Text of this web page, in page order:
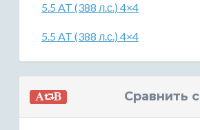
5.5 AT (388 л.с.) 4×4
5.5 AT (388 л.с.) 4×4
Сравнить с